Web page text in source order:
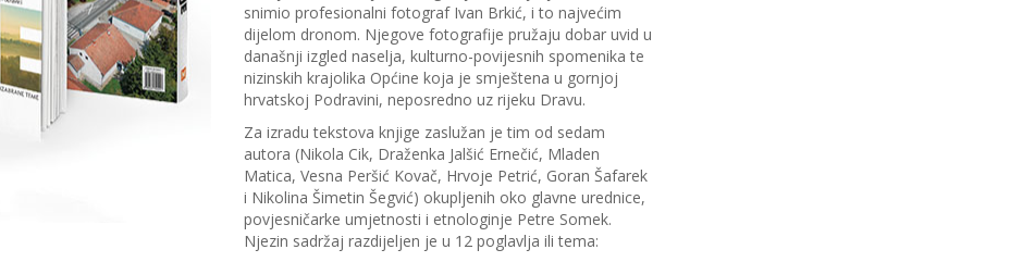
snimio profesionalni fotograf Ivan Brkić, i to najvećim
dijelom dronom. Njegove fotografije pružaju dobar uvid u
današnji izgled naselja, kulturno-povijesnih spomenika te
nizinskih krajolika Općine koja je smještena u gornjoj
hrvatskoj Podravini, neposredno uz rijeku Dravu.
Za izradu tekstova knjige zaslužan je tim od sedam
autora (Nikola Cik, Draženka Jalšić Ernečić, Mladen
Matica, Vesna Peršić Kovač, Hrvoje Petrić, Goran Šafarek
i Nikolina Šimetin Šegvić) okupljenih oko glavne urednice,
povjesničarke umjetnosti i etnologinje Petre Somek.
Njezin sadržaj razdijeljen je u 12 poglavlja ili tema: